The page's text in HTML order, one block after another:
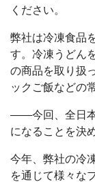
ください。
弊社は冷凍食品
す。冷凍うどん
の商品を取り扱
ックご飯などの
――今回、全日本
になることを決
今年、弊社の冷
を通じて様々な